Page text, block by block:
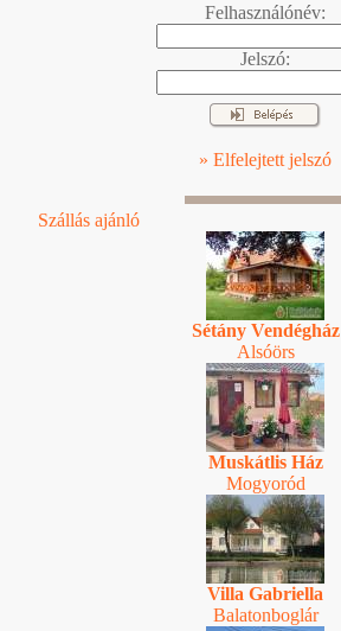
Felhasználónév:
Jelszó:
» Elfelejtett jelszó
Szállás ajánló
Sétány Vendégház
Alsóörs
Muskátlis Ház
Mogyoród
Villa Gabriella
Balatonboglár